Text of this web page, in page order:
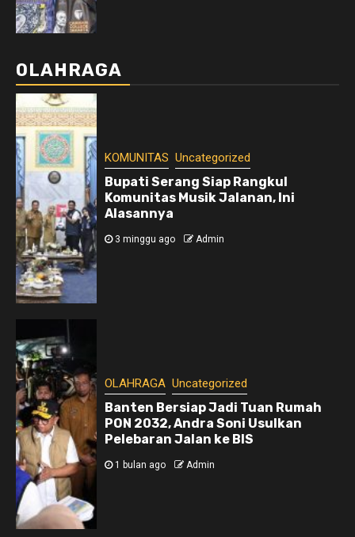
OLAHRAGA
KOMUNITAS Uncategorized
Bupati Serang Siap Rangkul
Komunitas Musik Jalanan, Ini
Alasannya
3 minggu ago Admin
OLAHRAGA Uncategorized
Banten Bersiap Jadi Tuan Rumah
PON 2032, Andra Soni Usulkan
Pelebaran Jalan ke BIS
1 bulan ago Admin